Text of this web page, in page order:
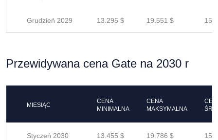
Grudzień 2029 13.295 $ 19.551 $
Przewidywana cena Gate na 2030 r
MIESIĄC
CENA
MINIMALNA
CENA
MAKSYMALNA
Styczeń 2030 13.455 $ 19.786 $